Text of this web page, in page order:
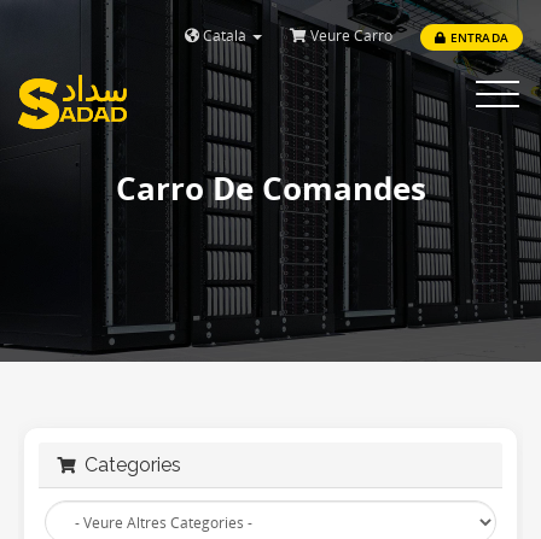
Català Veure Carro ENTRADA
Toggle
Carro De Comandes
Categories